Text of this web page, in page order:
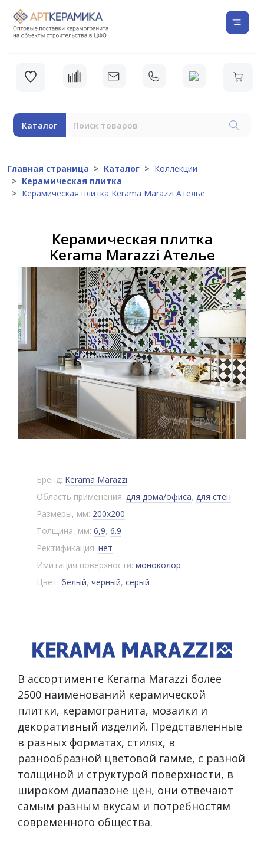
Каталог
Главная страница Каталог
Коллекции
Керамическая плитка
Керамическая плитка Kerama Marazzi Ателье
Керамическая плитка
Kerama Marazzi Ателье
Бренд: Kerama Marazzi
Область применения: для дома/офиса, для стен
Размеры, мм: 200x200
Толщина, мм: 6,9, 6.9
Ректификация: нет
Имитация поверхности: моноколор
Цвет: белый, черный, серый
В ассортименте Kerama Marazzi более
2500 наименований керамической
плитки, керамогранита, мозаики и
декоративный изделий. Представленные
в разных форматах, стилях, в
разнообразной цветовой гамме, с разной
толщиной и структурой поверхности, в
широком диапазоне цен, они отвечают
самым разным вкусам и потребностям
современного общества.